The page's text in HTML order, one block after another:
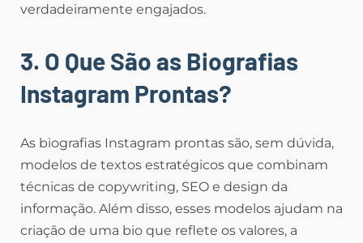
verdadeiramente engajados.
3. O Que São as Biografias
Instagram Prontas?
As biografias Instagram prontas são, sem dúvida,
modelos de textos estratégicos que combinam
técnicas de copywriting, SEO e design da
informação. Além disso, esses modelos ajudam na
criação de uma bio que reflete os valores, a